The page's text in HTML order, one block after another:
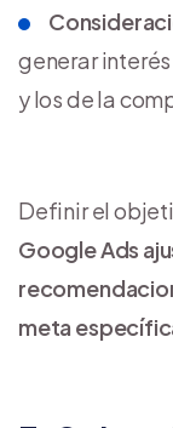
generar
y los de la
Definir el
Google Ads
meta